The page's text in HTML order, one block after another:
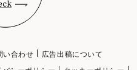
い合わせ
広告出稿について